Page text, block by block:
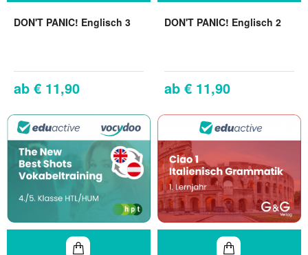
DON'T PANIC! Englisch 3
€ 11,90
DON'T PANIC! Englisch 2
€ 11,90